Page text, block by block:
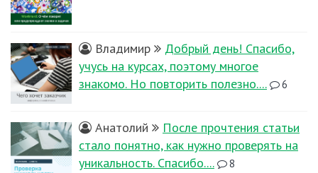
Владимир
Добрый день! Спасибо,
учусь на курсах, поэтому многое
знакомо. Но повторить полезно....
6
Анатолий
После прочтения статьи
стало понятно, как нужно проверять на
уникальность. Спасибо....
8